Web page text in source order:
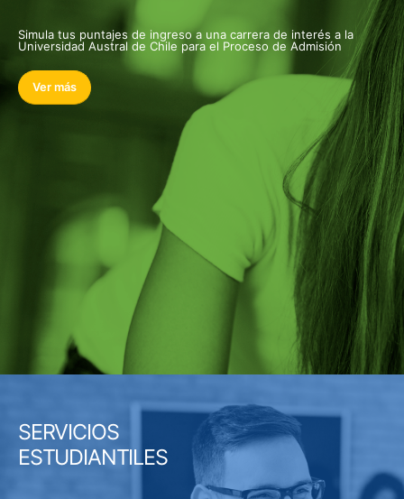
Simula tus puntajes de ingreso a una carrera de interés a la
Universidad Austral de Chile para el Proceso de Admisión
Ver más
SERVICIOS
ESTUDIANTILES